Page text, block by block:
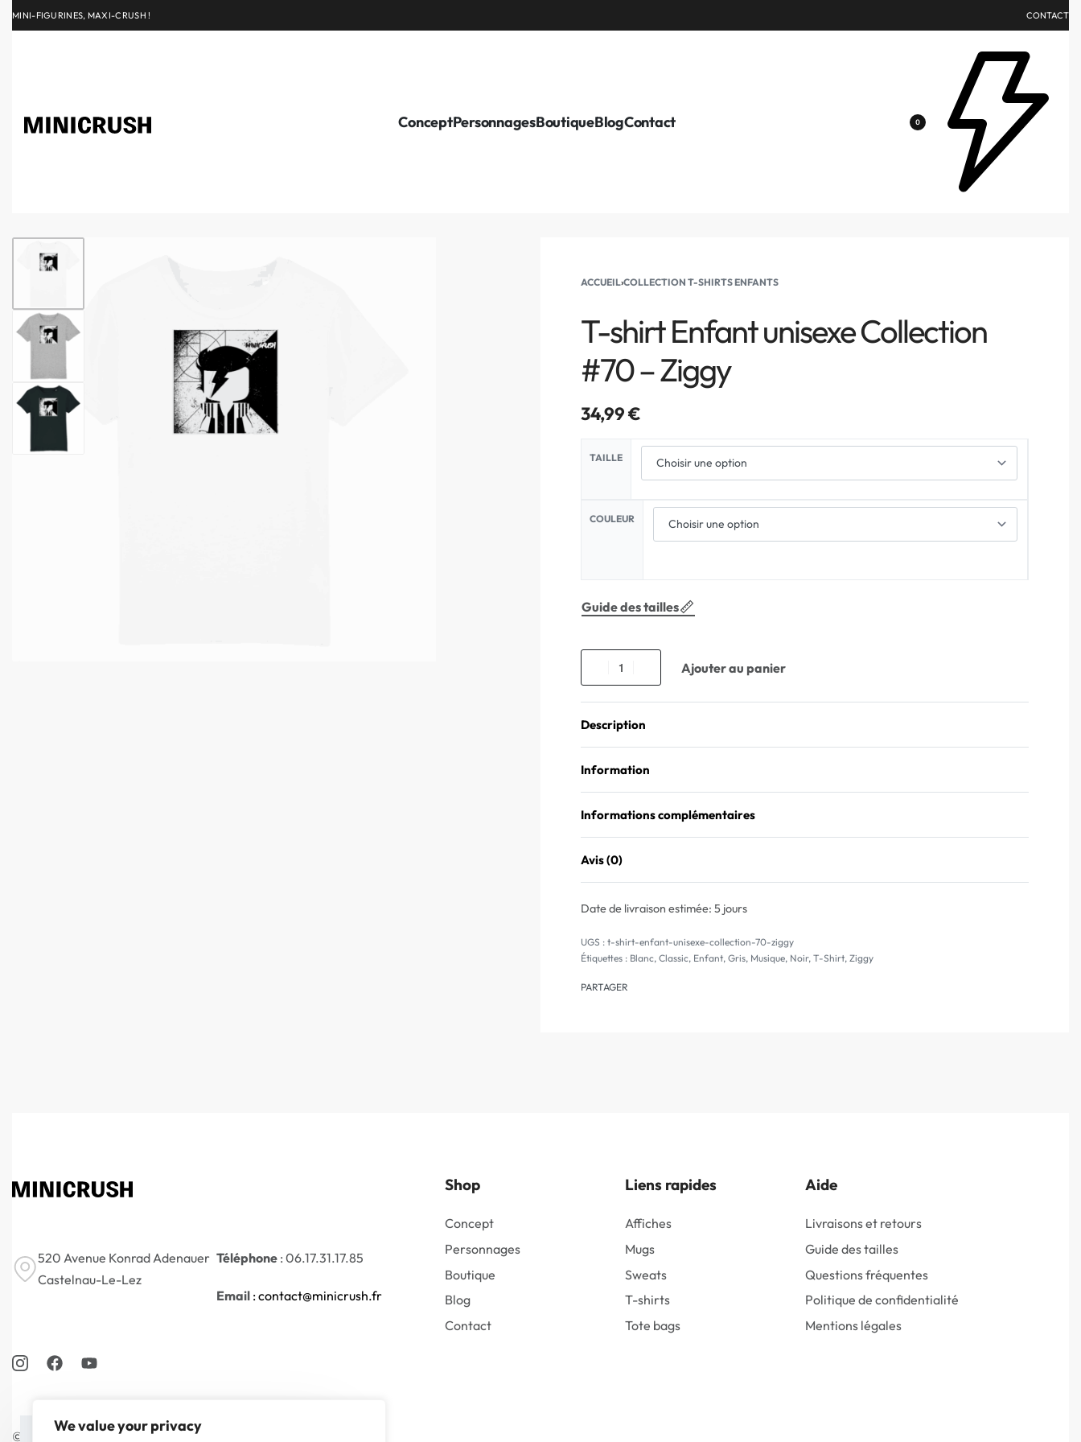
We value your privacy
MINI-FIGURINES, MAXI-CRUSH ! CONTACT
ConceptPersonnagesBoutiqueBlogContact 0
ACCUEIL›COLLECTION T-SHIRTS ENFANTS
T-shirt Enfant unisexe Collection
#70 – Ziggy
34,99€
TAILLE
COULEUR
Guide des tailles
Ajouter au panier
Description
Information
Informations complémentaires
Avis (0)
Date de livraison estimée: 5 jours
t-shirt-enfant-unisexe-collection-70-ziggy
Étiquettes : Blanc, Classic, Enfant, Gris, Musique, Noir, T-Shirt, Ziggy
PARTAGER
520 Avenue Konrad Adenauer
Castelnau-Le-Lez
Téléphone: 06.17.31.17.85
Email: contact@minicrush.fr
© Minicrush 2026. Tous droits réservés.
Shop
Concept
Personnages
Boutique
Blog
Contact
Liens rapides
Affiches
Mugs
Sweats
T-shirts
Tote bags
Aide
Livraisons et retours
Guide des tailles
Questions fréquentes
Politique de confidentialité
Mentions légales